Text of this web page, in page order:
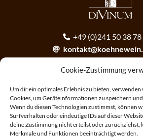
Cookie-Zustimmung
Um dir ein optimales Erlebnis zu bieten,
Cookies, um Geräteinformationen zu speichern
Wenn du diesen Technologien zustimmst, können
Surfverhalten oder eindeutige IDs auf dieser
deine Zustimmung nicht erteilst oder zurückziehst,
Merkmale und Funktionen beeinträchtigt werden.
+49 (0)241 50 38 78
Anmeldung zum Newsletter